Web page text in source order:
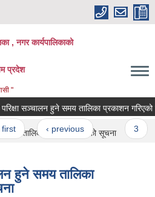
, नगर कार्यपालिकाको
प्रदेश
"
सञ्चालन हुने समय तालिका प्रकाशन गरिएको
‹ previous …
समय तालिका प्रकाशन गरिएको सूचना
हुने समय तालिका